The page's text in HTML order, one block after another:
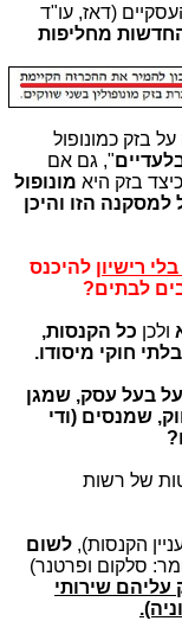
(דאז, עו"ד
מחליפות
על בזק כמונופול
", גם אם
כיצד בזק היא מונופול
למסקנה הזו והיכן
רישיון להיכנס
לבתים?
ולכן כל הקנסות,
חוקי מיסודו.
בעל עסק, שמגן
שמנסים (ודי
של רשות
לשום
סלקום ופרטנר)
עליהם שירותי